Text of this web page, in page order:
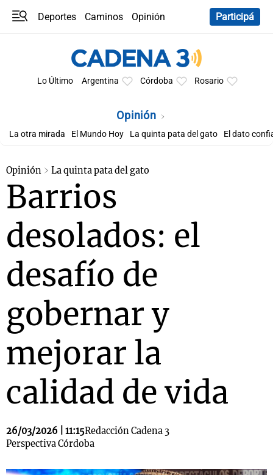
Deportes Caminos
Opinión
Participá
Lo Último Argentina Córdoba Rosario
Opinión
La otra mirada El Mundo Hoy La quinta pata del gato El dato
Opinión La quinta pata del gato
Barrios
desolados: el
desafío de
gobernar y
mejorar la
calidad de vida
26/03/2026 | 11:15Redacción Cadena 3
Perspectiva Córdoba